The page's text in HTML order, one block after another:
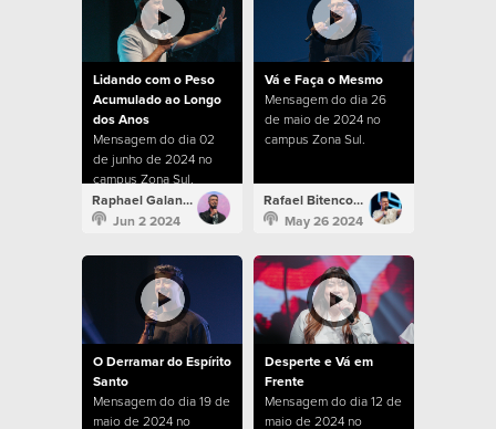
Lidando com o Peso
Acumulado ao Longo
dos Anos
Mensagem do dia 02
de junho de 2024 no
campus Zona Sul.
Raphael Galante
Jun 2 2024
Vá e Faça o Mesmo
Mensagem do dia 26
de maio de 2024 no
campus Zona Sul.
Rafael Bitencourt
May 26 2024
O Derramar do Espírito
Santo
Mensagem do dia 19 de
maio de 2024 no
Desperte e Vá em
Frente
Mensagem do dia 12 de
maio de 2024 no